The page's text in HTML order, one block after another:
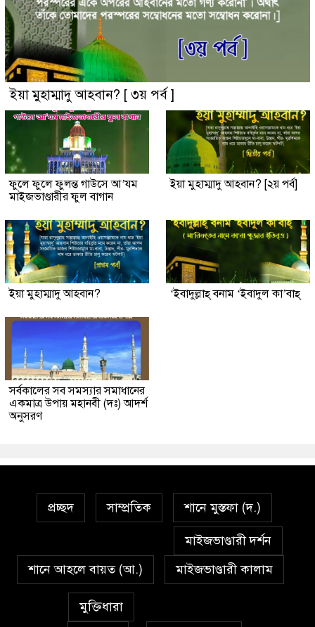
ইয়া মুহাম্মাদু আহবান? [ ৩য় পর্ব ]
ফুলে ফুলে ফুলন্ত গাউসে আ’যম
মাইজভাণ্ডারীর ফুল বাগান
ইয়া মুহাম্মাদু আহবান? [২য় পর্ব]
ইয়া মুহাম্মাদু আহবান? ‘ইবাদুল্লাহ্ বনাম ‘ইবাদুল কা’বাহ্
সর্বকালের সব সমস্যার সমাধানের
একমাত্র উপায় মহানবী (দঃ) আদর্শ
অনুসরণ
প্রচ্ছদ সাম্প্রতিক শানে মুস্তফা (দ.)
শানে আহলে বায়ত (আ.)
মাইজভাণ্ডারী দর্শন
মাইজভাণ্ডারী কালাম
মুক্তিধারা